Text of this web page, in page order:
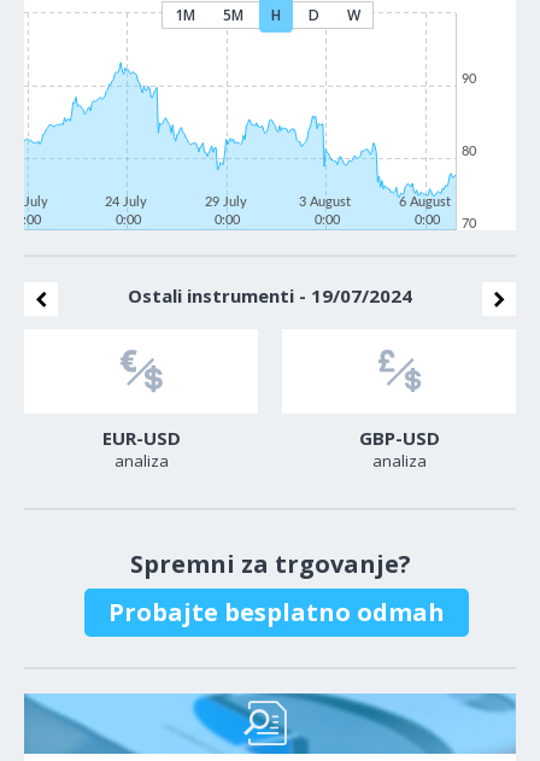
1M 5M H D W
21 July
0:00
24 July
0:00
29 July
0:00
3 August
0:00
6 August
0:00
70
80
90
Ostali instrumenti - 19/07/2024
EUR-USD
analiza
GBP-USD
analiza
Spremni za trgovanje?
Probajte besplatno odmah